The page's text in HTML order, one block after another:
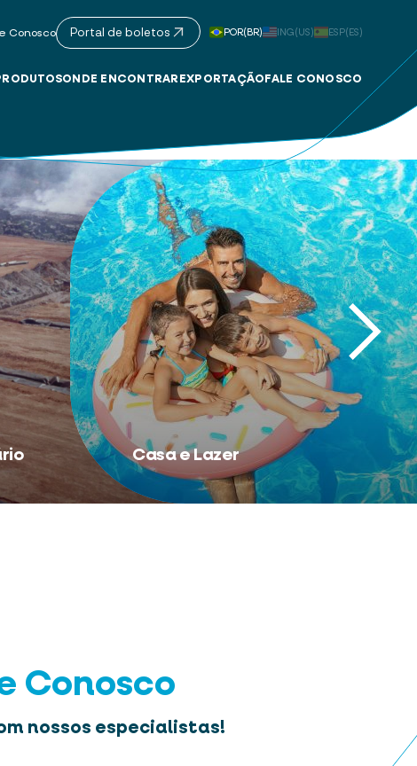
Conosco Portal de boletos POR(BR) ING(US) ESP(ES)
ONDE ENCONTRAR EXPORTAÇÃO FALE CONOSCO
Casa e Lazer
Conosco
nossos especialistas!